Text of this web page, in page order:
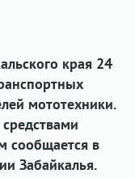
края 24
мототехники.
сообщается в
Забайкалья.